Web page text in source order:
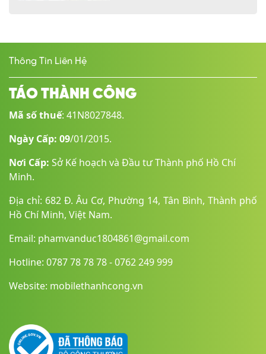
Thông Tin Liên Hệ
TÁO THÀNH CÔNG
Mã số thuế: 41N8027848.
Ngày Cấp: 09/01/2015.
Nơi Cấp: Sở Kế hoạch và Đầu tư Thành phố Hồ Chí
Minh.
Địa chỉ: 682 Đ. Âu Cơ, Phường 14, Tân Bình, Thành phố
Hồ Chí Minh, Việt Nam.
Email: phamvanduc1804861@gmail.com
Hotline: 0787 78 78 78 - 0762 249 999
Website: mobilethanhcong.vn